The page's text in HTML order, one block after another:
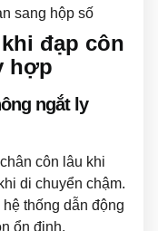
sang hộp số
đạp côn
hợp
ngắt ly
côn lâu khi
di chuyển chậm.
thống dẫn động
ổn định.